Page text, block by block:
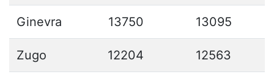
Ginevra 13750 13095
Zugo 12204 12563